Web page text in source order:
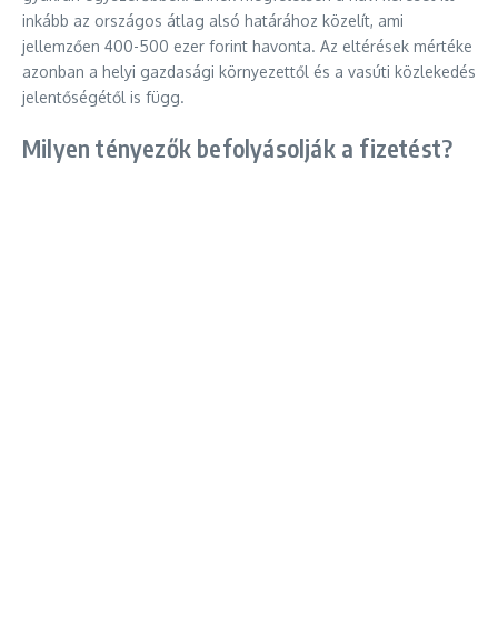
inkább az országos átlag alsó határához közelít, ami
jellemzően 400-500 ezer forint havonta. Az eltérések mértéke
azonban a helyi gazdasági környezettől és a vasúti közlekedés
jelentőségétől is függ.
Milyen tényezők befolyásolják a fizetést?